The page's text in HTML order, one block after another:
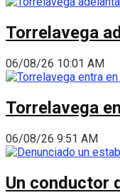
Torrelavega
06/08/26 10:01 AM
Torrelavega
06/08/26 9:51 AM
Un conductor